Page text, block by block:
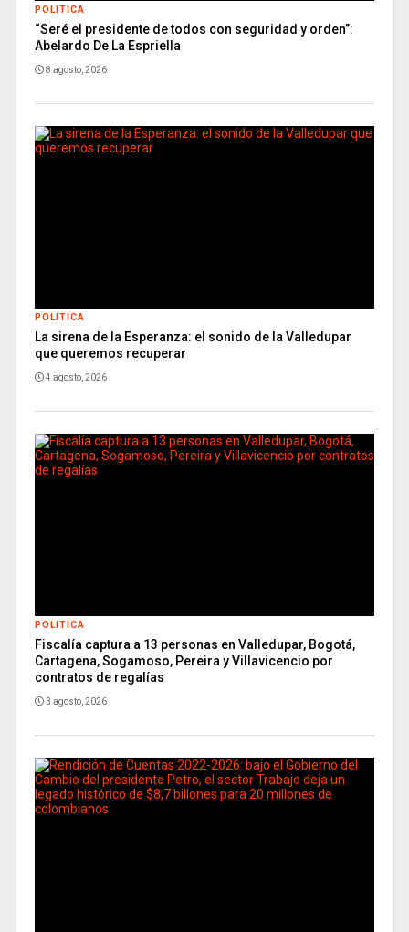
POLITICA
“Seré el presidente de todos con seguridad y orden”:
Abelardo De La Espriella
8 agosto, 2026
POLITICA
La sirena de la Esperanza: el sonido de la Valledupar
que queremos recuperar
4 agosto, 2026
POLITICA
Fiscalía captura a 13 personas en Valledupar, Bogotá,
Cartagena, Sogamoso, Pereira y Villavicencio por
contratos de regalías
3 agosto, 2026